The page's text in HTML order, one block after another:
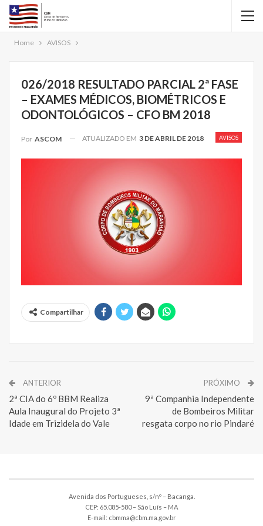
Home AVISOS
026/2018 RESULTADO PARCIAL 2ª FASE
– EXAMES MÉDICOS, BIOMÉTRICOS E
ODONTOLÓGICOS – CFO BM 2018
AVISOS
Por ASCOM ATUALIZADO EM 3 DE ABRIL DE 2018
Compartilhar
ANTERIOR
2ª CIA do 6º BBM Realiza
Aula Inaugural do Projeto 3ª
Idade em Trizidela do Vale
PRÓXIMO
9ª Companhia Independente
de Bombeiros Militar
resgata corpo no rio Pindaré
Avenida dos Portugueses, s/nº – Bacanga.
CEP: 65.085-580 – São Luís – MA
E-mail: cbmma@cbm.ma.gov.br